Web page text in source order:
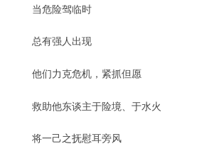
当危险驾临时
总有强人出现
他们力克危机，紧抓但愿
救助他东谈主于险境、于水火
将一己之抚慰耳旁风